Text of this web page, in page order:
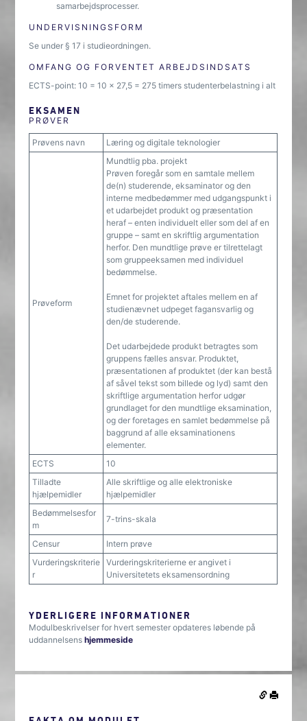
samarbejdsprocesser.
UNDERVISNINGSFORM
Se under § 17 i studieordningen.
OMFANG OG FORVENTET ARBEJDSINDSATS
ECTS-point: 10 = 10 x 27,5 = 275 timers studenterbelastning i alt
EKSAMEN
PRØVER
Prøvens navn Læring og digitale teknologier
Prøveform
Mundtlig pba. projekt
Prøven foregår som en samtale mellem
de(n) studerende, eksaminator og den
interne medbedømmer med udgangspunkt i
et udarbejdet produkt og præsentation
heraf – enten individuelt eller som del af en
gruppe – samt en skriftlig argumentation
herfor. Den mundtlige prøve er tilrettelagt
som gruppeeksamen med individuel
bedømmelse.
Emnet for projektet aftales mellem en af
studienævnet udpeget fagansvarlig og
den/de studerende.
Det udarbejdede produkt betragtes som
gruppens fælles ansvar. Produktet,
præsentationen af produktet (der kan bestå
af såvel tekst som billede og lyd) samt den
skriftlige argumentation herfor udgør
grundlaget for den mundtlige eksamination,
og der foretages en samlet bedømmelse på
baggrund af alle eksaminationens
elementer.
ECTS
10
Tilladte
hjælpemidler
Alle skriftlige og alle elektroniske
hjælpemidler
Bedømmelsesfor
m
7-trins-skala
Censur
Intern prøve
Vurderingskriterie
r
Vurderingskriterierne er angivet i
Universitetets eksamensordning
YDERLIGERE INFORMATIONER
Modulbeskrivelser for hvert semester opdateres løbende på
uddannelsenshjemmeside